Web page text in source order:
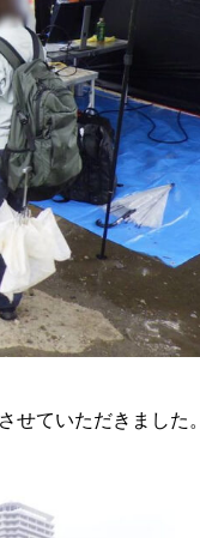
せていただきました。